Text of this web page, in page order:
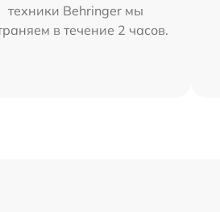
техники Behringer мы
в течение 2 часов.